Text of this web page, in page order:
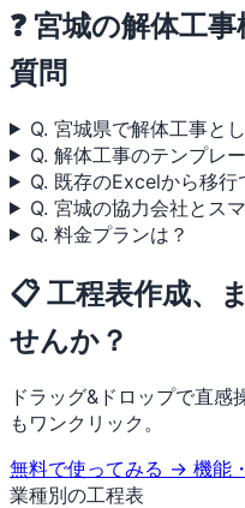
❓ 宮城の解体工
質問
Q. 宮城県で解体工事と
Q. 解体工事のテンプレ
Q. 既存のExcelから移行
Q. 宮城の協力会社とス
Q. 料金プランは？
📋 工程表作成、
せんか？
ドラッグ&ドロップで直
もワンクリック。
無料で使ってみる → 機能
業種別の工程表